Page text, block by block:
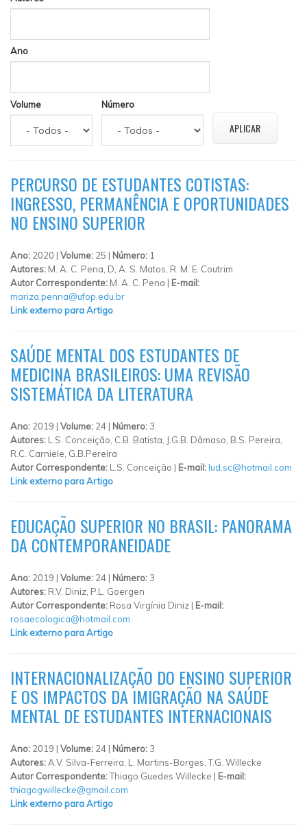
Ano
Volume Número
PERCURSO DE ESTUDANTES COTISTAS:
INGRESSO, PERMANÊNCIA E OPORTUNIDADES
NO ENSINO SUPERIOR
Ano: 2020 | Volume: 25 | Número: 1
Autores: M. A. C. Pena, D, A. S. Matos, R. M. E. Coutrim
Autor Correspondente: M. A. C. Pena | E-mail:
mariza.penna@ufop.edu.br
Link externo para Artigo
SAÚDE MENTAL DOS ESTUDANTES DE
MEDICINA BRASILEIROS: UMA REVISÃO
SISTEMÁTICA DA LITERATURA
Ano: 2019 | Volume: 24 | Número: 3
Autores: L.S. Conceição, C.B. Batista, J.G.B. Dâmaso, B.S. Pereira,
R.C. Carniele, G.B.Pereira
Autor Correspondente: L.S. Conceição | E-mail:lud.sc@hotmail.com
Link externo para Artigo
EDUCAÇÃO SUPERIOR NO BRASIL: PANORAMA
DA CONTEMPORANEIDADE
Ano: 2019 | Volume: 24 | Número: 3
Autores: R.V. Diniz, P.L. Goergen
Autor Correspondente: Rosa Virgínia Diniz | E-mail:
rosaecologica@hotmail.com
Link externo para Artigo
INTERNACIONALIZAÇÃO DO ENSINO SUPERIOR
E OS IMPACTOS DA IMIGRAÇÃO NA SAÚDE
MENTAL DE ESTUDANTES INTERNACIONAIS
Ano: 2019 | Volume: 24 | Número: 3
Autores:A.V. Silva-Ferreira, L. Martins-Borges, T.G. Willecke
Autor Correspondente:Thiago Guedes Willecke | E-mail:
thiagogwillecke@gmail.com
Link externo para Artigo